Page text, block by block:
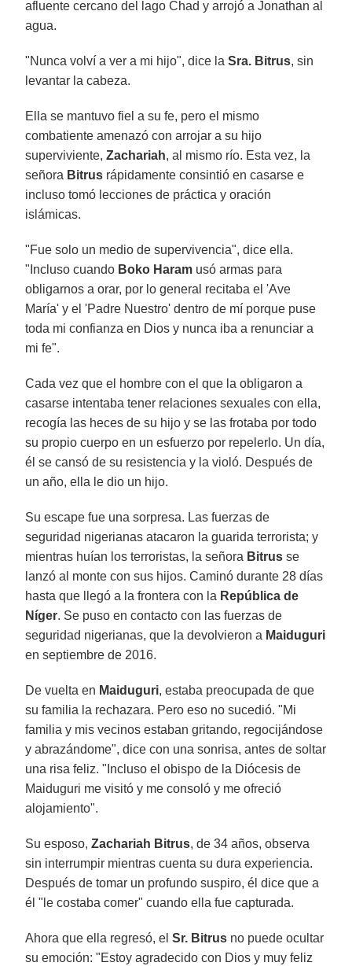
afluente cercano del lago Chad y arrojó a Jonathan al
agua.
"Nunca volví a ver a mi hijo", dice laSra. Bitrus, sin
levantar la cabeza.
Ella se mantuvo fiel a su fe, pero el mismo
combatiente amenazó con arrojar a su hijo
superviviente,Zachariah, al mismo río. Esta vez, la
señora Bitrus rápidamente consintió en casarse e
incluso tomó lecciones de práctica y oración
islámicas.
"Fue solo un medio de supervivencia", dice ella.
"Incluso cuando Boko Haram usó armas para
obligarnos a orar, por lo general recitaba el 'Ave
María' y el 'Padre Nuestro' dentro de mí porque puse
toda mi confianza en Dios y nunca iba a renunciar a
mi fe".
Cada vez que el hombre con el que la obligaron a
casarse intentaba tener relaciones sexuales con ella,
recogía las heces de su hijo y se las frotaba por todo
su propio cuerpo en un esfuerzo por repelerlo. Un día,
él se cansó de su resistencia y la violó. Después de
un año, ella le dio un hijo.
Su escape fue una sorpresa. Las fuerzas de
seguridad nigerianas atacaron la guarida terrorista; y
mientras huían los terroristas, la señora Bitrus se
lanzó al monte con sus hijos. Caminó durante 28 días
hasta que llegó a la frontera con la República de
Níger. Se puso en contacto con las fuerzas de
seguridad nigerianas, que la devolvieron a Maiduguri
en septiembre de 2016.
De vuelta en Maiduguri, estaba preocupada de que
su familia la rechazara. Pero eso no sucedió. "Mi
familia y mis vecinos estaban gritando, regocijándose
y abrazándome", dice con una sonrisa, antes de soltar
una risa feliz. "Incluso el obispo de la Diócesis de
Maiduguri me visitó y me consoló y me ofreció
alojamiento".
Su esposo,Zachariah Bitrus, de 34 años, observa
sin interrumpir mientras cuenta su dura experiencia.
Después de tomar un profundo suspiro, él dice que a
él "le costaba comer" cuando ella fue capturada.
Ahora que ella regresó, elSr. Bitrus no puede ocultar
su emoción: "Estoy agradecido con Dios y muy feliz